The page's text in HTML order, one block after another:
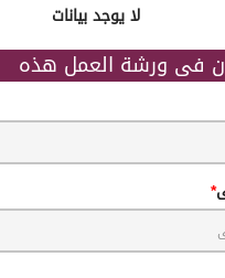
لا يوجد بيانات
فى ورشة العمل هذه